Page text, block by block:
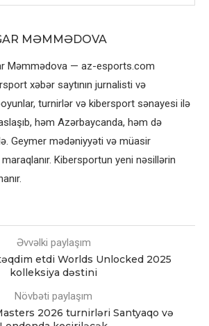
MƏMMƏDOVA
Məmmədova — az-esports.com
xəbər saytının jurnalisti və
turnirlər və kibersport sənayesi ilə
həm Azərbaycanda, həm də
Geymer mədəniyyəti və müasir
Kibersportun yeni nəsillərin
Əvvəlki paylaşım
etdi Worlds Unlocked 2025
kolleksiya dəstini
Növbəti paylaşım
2026 turnirləri Santyaqo və